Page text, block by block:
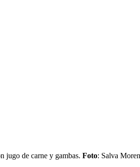
jugo de carne y gambas. Foto: Salva